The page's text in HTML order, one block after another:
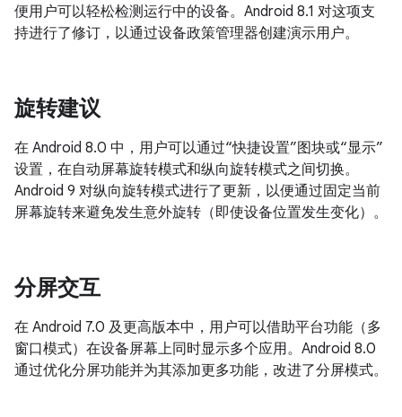
便用户可以轻松检测运行中的设备。Android 8.1 对这项支
持进行了修订，以通过设备政策管理器创建演示用户。
旋转建议
在 Android 8.0 中，用户可以通过“快捷设置”图块或“显示”
设置，在自动屏幕旋转模式和纵向旋转模式之间切换。
Android 9 对纵向旋转模式进行了更新，以便通过固定当前
屏幕旋转来避免发生意外旋转（即使设备位置发生变化）。
分屏交互
在 Android 7.0 及更高版本中，用户可以借助平台功能（多
窗口模式）在设备屏幕上同时显示多个应用。Android 8.0
通过优化分屏功能并为其添加更多功能，改进了分屏模式。